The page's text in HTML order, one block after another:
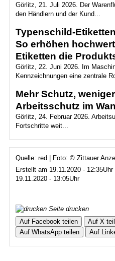
Görlitz, 21. Juli 2026. Der
den Händlern und der Kund...
Typenschild-
So erhöhen
Etiketten die
Görlitz, 22. Juni 2026. Im
Kennzeichnungen eine zentrale
Mehr Schutz,
Arbeitsschutz im
Görlitz, 24. Februar 2026.
Fortschritte weit...
Quelle: red | Foto: © Zittauer
Erstellt am 19.11.2020 -
19.11.2020 - 13:05Uhr
Seite drucken
Auf Facebook teilen
Auf X
Auf WhatsApp teilen
Auf